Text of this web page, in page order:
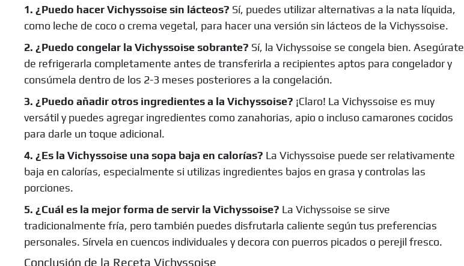
1. ¿Puedo hacer Vichyssoise sin lácteos? Sí, puedes utilizar alternativas a la nata líquida,
como leche de coco o crema vegetal, para hacer una versión sin lácteos de la Vichyssoise.
2. ¿Puedo congelar la Vichyssoise sobrante? Sí, la Vichyssoise se congela bien. Asegúrate
de refrigerarla completamente antes de transferirla a recipientes aptos para congelador y
consúmela dentro de los 2-3 meses posteriores a la congelación.
3. ¿Puedo añadir otros ingredientes a la Vichyssoise? ¡Claro! La Vichyssoise es muy
versátil y puedes agregar ingredientes como zanahorias, apio o incluso camarones cocidos
para darle un toque adicional.
4. ¿Es la Vichyssoise una sopa baja en calorías? La Vichyssoise puede ser relativamente
baja en calorías, especialmente si utilizas ingredientes bajos en grasa y controlas las
porciones.
5. ¿Cuál es la mejor forma de servir la Vichyssoise? La Vichyssoise se sirve
tradicionalmente fría, pero también puedes disfrutarla caliente según tus preferencias
personales. Sírvela en cuencos individuales y decora con puerros picados o perejil fresco.
Conclusión de la Receta Vichyssoise